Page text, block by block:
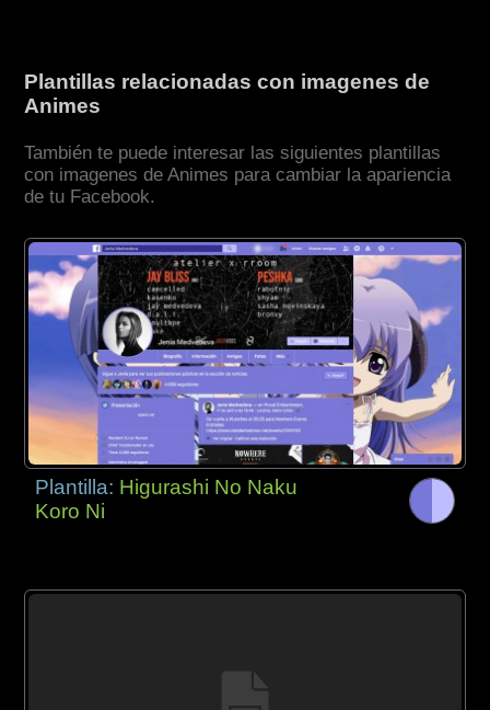
Plantillas relacionadas con imagenes de
Animes
También te puede interesar las siguientes plantillas
con imagenes de Animes para cambiar la apariencia
de tu Facebook.
Plantilla: Higurashi No Naku
Koro Ni